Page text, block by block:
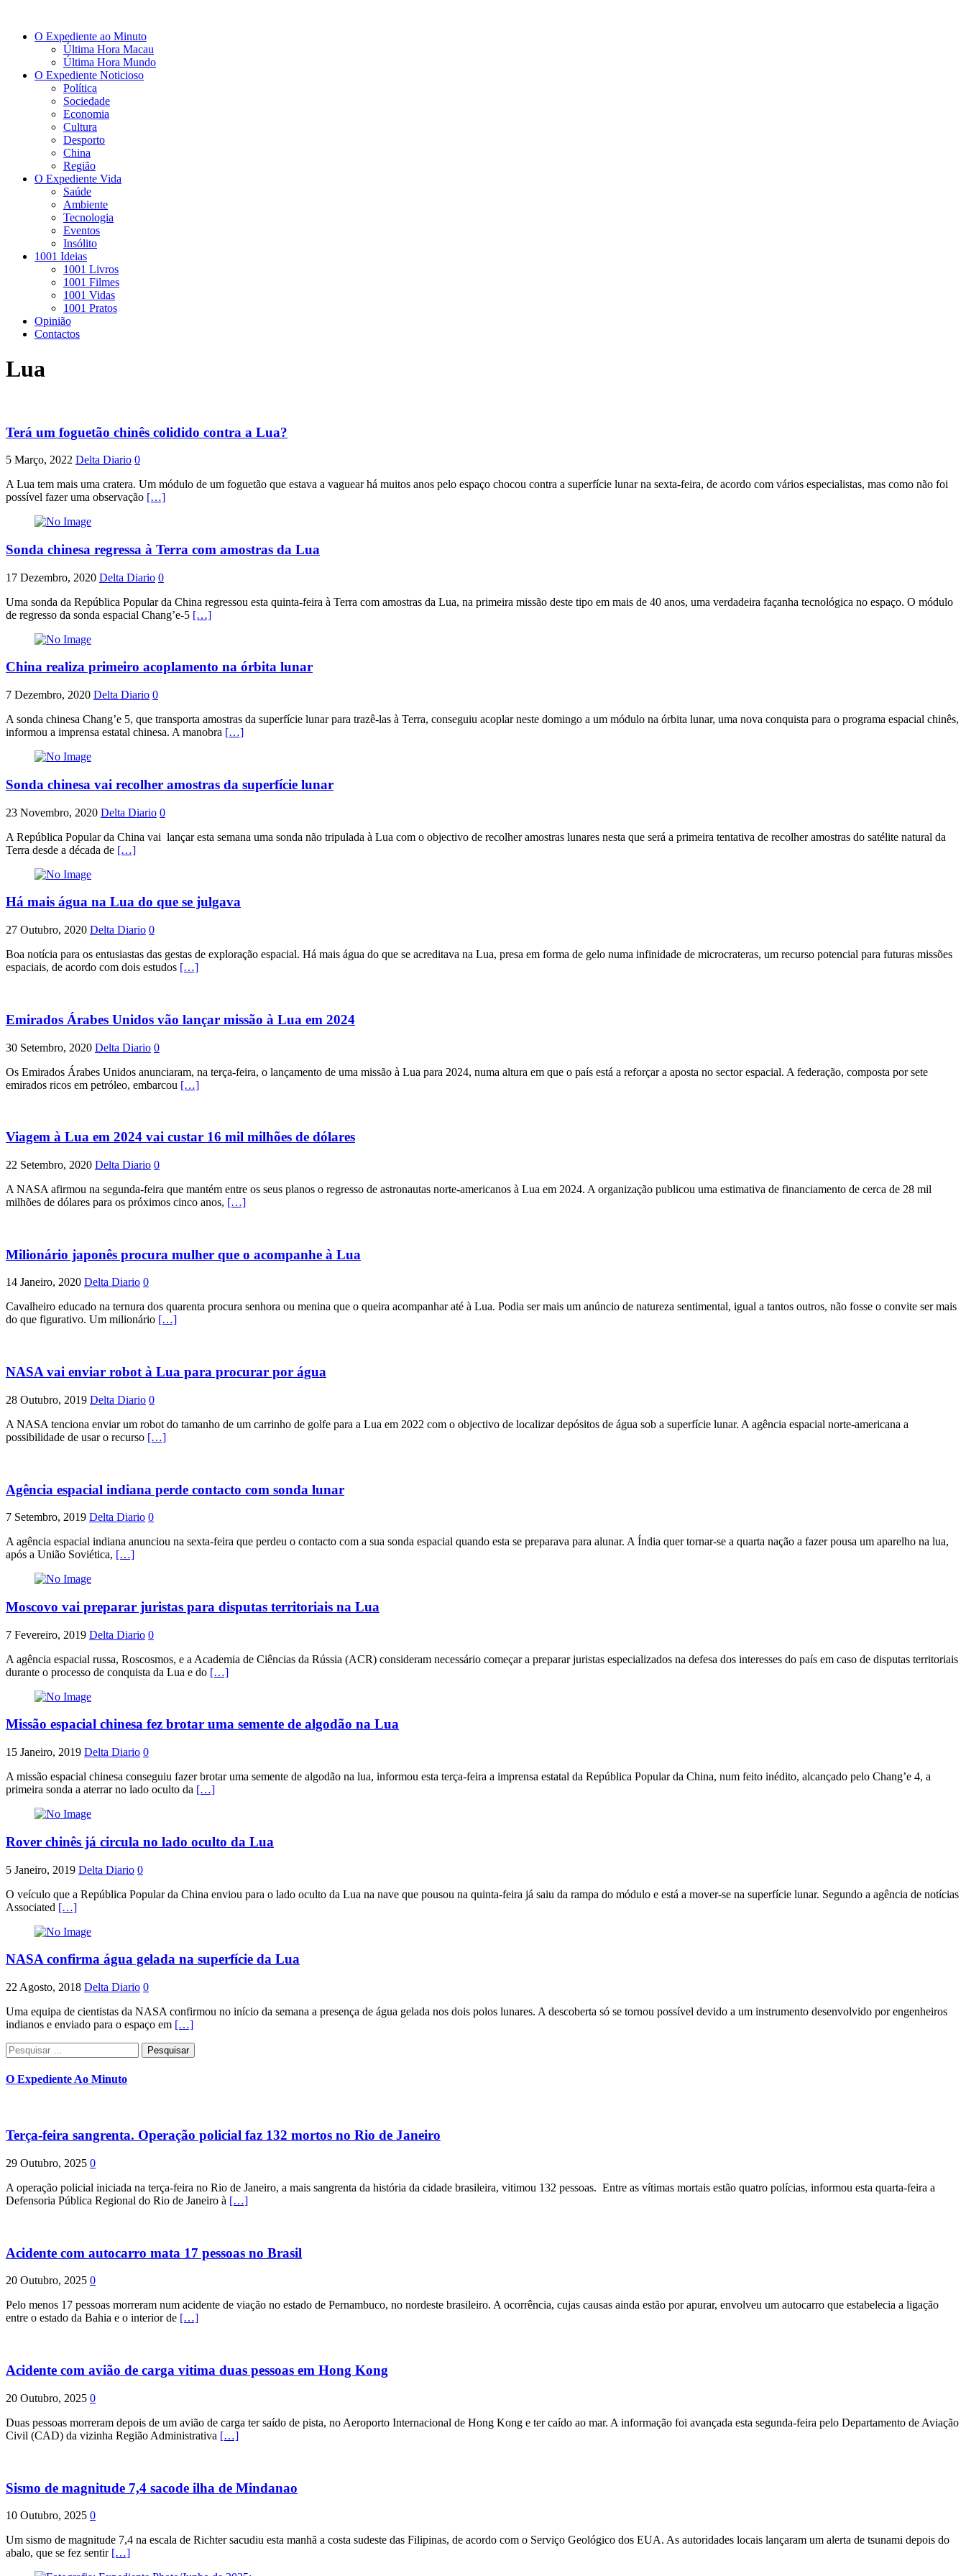
O Expediente ao Minuto
Última Hora Macau
Última Hora Mundo
O Expediente Noticioso
Política
Sociedade
Economia
Cultura
Desporto
China
Região
O Expediente Vida
Saúde
Ambiente
Tecnologia
Eventos
Insólito
1001 Ideias
1001 Livros
1001 Filmes
1001 Vidas
1001 Pratos
Opinião
Contactos
Lua
Terá um foguetão chinês colidido contra a Lua?
5 Março, 2022 Delta Diario 0
A Lua tem mais uma cratera. Um módulo de um foguetão que estava a vaguear há muitos anos pelo espaço chocou contra a superfície lunar na sexta-feira, de acordo com vários especialistas, mas como não foi
possível fazer uma observação […]
Sonda chinesa regressa à Terra com amostras da Lua
17 Dezembro, 2020 Delta Diario 0
Uma sonda da República Popular da China regressou esta quinta-feira à Terra com amostras da Lua, na primeira missão deste tipo em mais de 40 anos, uma verdadeira façanha tecnológica no espaço. O módulo
de regresso da sonda espacial Chang’e-5 […]
China realiza primeiro acoplamento na órbita lunar
7 Dezembro, 2020 Delta Diario 0
A sonda chinesa Chang’e 5, que transporta amostras da superfície lunar para trazê-las à Terra, conseguiu acoplar neste domingo a um módulo na órbita lunar, uma nova conquista para o programa espacial chinês,
informou a imprensa estatal chinesa. A manobra […]
Sonda chinesa vai recolher amostras da superfície lunar
23 Novembro, 2020 Delta Diario 0
A República Popular da China vai lançar esta semana uma sonda não tripulada à Lua com o objectivo de recolher amostras lunares nesta que será a primeira tentativa de recolher amostras do satélite natural da
Terra desde a década de […]
Há mais água na Lua do que se julgava
27 Outubro, 2020 Delta Diario 0
Boa notícia para os entusiastas das gestas de exploração espacial. Há mais água do que se acreditava na Lua, presa em forma de gelo numa infinidade de microcrateras, um recurso potencial para futuras missões
espaciais, de acordo com dois estudos […]
Emirados Árabes Unidos vão lançar missão à Lua em 2024
30 Setembro, 2020 Delta Diario 0
Os Emirados Árabes Unidos anunciaram, na terça-feira, o lançamento de uma missão à Lua para 2024, numa altura em que o país está a reforçar a aposta no sector espacial. A federação, composta por sete
emirados ricos em petróleo, embarcou […]
Viagem à Lua em 2024 vai custar 16 mil milhões de dólares
22 Setembro, 2020 Delta Diario 0
A NASA afirmou na segunda-feira que mantém entre os seus planos o regresso de astronautas norte-americanos à Lua em 2024. A organização publicou uma estimativa de financiamento de cerca de 28 mil
milhões de dólares para os próximos cinco anos, […]
Milionário japonês procura mulher que o acompanhe à Lua
14 Janeiro, 2020 Delta Diario 0
Cavalheiro educado na ternura dos quarenta procura senhora ou menina que o queira acompanhar até à Lua. Podia ser mais um anúncio de natureza sentimental, igual a tantos outros, não fosse o convite ser mais
do que figurativo. Um milionário […]
NASA vai enviar robot à Lua para procurar por água
28 Outubro, 2019 Delta Diario 0
A NASA tenciona enviar um robot do tamanho de um carrinho de golfe para a Lua em 2022 com o objectivo de localizar depósitos de água sob a superfície lunar. A agência espacial norte-americana a
possibilidade de usar o recurso […]
Agência espacial indiana perde contacto com sonda lunar
7 Setembro, 2019 Delta Diario 0
A agência espacial indiana anunciou na sexta-feira que perdeu o contacto com a sua sonda espacial quando esta se preparava para alunar. A Índia quer tornar-se a quarta nação a fazer pousa um aparelho na lua,
após a União Soviética, […]
Moscovo vai preparar juristas para disputas territoriais na Lua
7 Fevereiro, 2019 Delta Diario 0
A agência espacial russa, Roscosmos, e a Academia de Ciências da Rússia (ACR) consideram necessário começar a preparar juristas especializados na defesa dos interesses do país em caso de disputas territoriais
durante o processo de conquista da Lua e do […]
Missão espacial chinesa fez brotar uma semente de algodão na Lua
15 Janeiro, 2019 Delta Diario 0
A missão espacial chinesa conseguiu fazer brotar uma semente de algodão na lua, informou esta terça-feira a imprensa estatal da República Popular da China, num feito inédito, alcançado pelo Chang’e 4, a
primeira sonda a aterrar no lado oculto da […]
Rover chinês já circula no lado oculto da Lua
5 Janeiro, 2019 Delta Diario 0
O veículo que a República Popular da China enviou para o lado oculto da Lua na nave que pousou na quinta-feira já saiu da rampa do módulo e está a mover-se na superfície lunar. Segundo a agência de notícias
Associated […]
NASA confirma água gelada na superfície da Lua
22 Agosto, 2018 Delta Diario 0
Uma equipa de cientistas da NASA confirmou no início da semana a presença de água gelada nos dois polos lunares. A descoberta só se tornou possível devido a um instrumento desenvolvido por engenheiros
indianos e enviado para o espaço em […]
Pesquisar
por:
O Expediente Ao Minuto
Terça-feira sangrenta. Operação policial faz 132 mortos no Rio de Janeiro
29 Outubro, 2025 0
A operação policial iniciada na terça-feira no Rio de Janeiro, a mais sangrenta da história da cidade brasileira, vitimou 132 pessoas. Entre as vítimas mortais estão quatro polícias, informou esta quarta-feira a
Defensoria Pública Regional do Rio de Janeiro à […]
Acidente com autocarro mata 17 pessoas no Brasil
20 Outubro, 2025 0
Pelo menos 17 pessoas morreram num acidente de viação no estado de Pernambuco, no nordeste brasileiro. A ocorrência, cujas causas ainda estão por apurar, envolveu um autocarro que estabelecia a ligação
entre o estado da Bahia e o interior de […]
Acidente com avião de carga vitima duas pessoas em Hong Kong
20 Outubro, 2025 0
Duas pessoas morreram depois de um avião de carga ter saído de pista, no Aeroporto Internacional de Hong Kong e ter caído ao mar. A informação foi avançada esta segunda-feira pelo Departamento de Aviação
Civil (CAD) da vizinha Região Administrativa […]
Sismo de magnitude 7,4 sacode ilha de Mindanao
10 Outubro, 2025 0
Um sismo de magnitude 7,4 na escala de Richter sacudiu esta manhã a costa sudeste das Filipinas, de acordo com o Serviço Geológico dos EUA. As autoridades locais lançaram um alerta de tsunami depois do
abalo, que se fez sentir […]